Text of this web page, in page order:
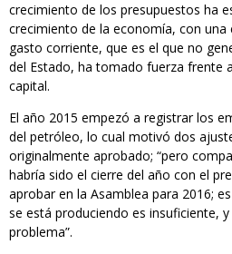
crecimiento de los presupuestos ha
crecimiento de la economía, con una
gasto corriente, que es el que no
del Estado, ha tomado fuerza frente
capital.
El año 2015 empezó a registrar los
del petróleo, lo cual motivó dos
originalmente aprobado; “pero
habría sido el cierre del año con el
aprobar en la Asamblea para 2016;
se está produciendo es insuficiente,
problema”.